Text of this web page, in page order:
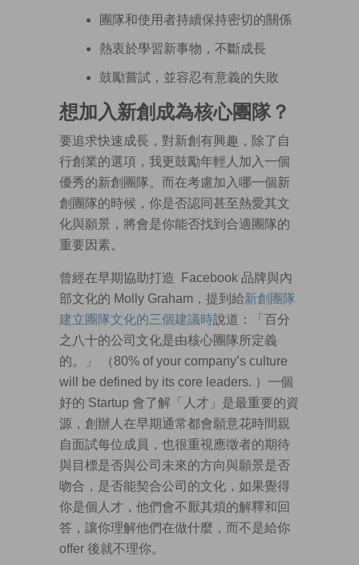
團隊和使用者持續保持密切的關係
熱衷於學習新事物，不斷成長
鼓勵嘗試，並容忍有意義的失敗
想加入新創成為核心團隊？
要追求快速成長，對新創有興趣，除了自
行創業的選項，我更鼓勵年輕人加入一個
優秀的新創團隊。而在考慮加入哪一個新
創團隊的時候，你是否認同甚至熱愛其文
化與願景，將會是你能否找到合適團隊的
重要因素。
曾經在早期協助打造 Facebook 品牌與內
部文化的 Molly Graham，提到給新創團隊
建立團隊文化的三個建議時說道：「百分
之八十的公司文化是由核心團隊所定義
的。」 （80% of your company’s culture
will be defined by its core leaders. ）一個
好的 Startup 會了解「人才」是最重要的資
源，創辦人在早期通常都會願意花時間親
自面試每位成員，也很重視應徵者的期待
與目標是否與公司未來的方向與願景是否
吻合，是否能契合公司的文化，如果覺得
你是個人才，他們會不厭其煩的解釋和回
答，讓你理解他們在做什麼，而不是給你
offer 後就不理你。